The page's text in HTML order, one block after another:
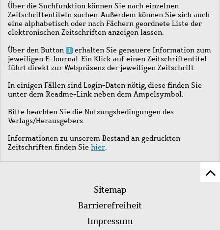
Über die Suchfunktion können Sie nach einzelnen
Zeitschriftentiteln suchen. Außerdem können Sie sich auch
eine alphabetisch oder nach Fächern geordnete Liste der
elektronischen Zeitschriften anzeigen lassen.
Über den Button
erhalten Sie genauere Information zum
jeweiligen E-Journal. Ein Klick auf einen Zeitschriftentitel
führt direkt zur Webpräsenz der jeweiligen Zeitschrift.
In einigen Fällen sind Login-Daten nötig, diese finden Sie
unter dem Readme-Link neben dem Ampelsymbol.
Bitte beachten Sie die Nutzungsbedingungen des
Verlags/Herausgebers.
Informationen zu unserem Bestand an gedruckten
Zeitschriften finden Sie hier.
Fußleistenmenü
Sitemap
Barrierefreiheit
Impressum